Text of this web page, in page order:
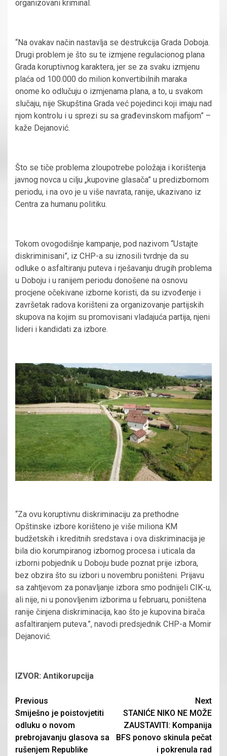
organizovani kriminal.
“Na ovakav način nastavlja se destrukcija Grada Doboja.
Drugi problem je što su te izmjene regulacionog plana
Grada koruptivnog karaktera, jer se za svaku izmjenu
plaća od 100.000 do milion konvertibilnih maraka
onome ko odlučuju o izmjenama plana, a to, u svakom
slučaju, nije Skupština Grada već pojedinci koji imaju nad
njom kontrolu i u sprezi su sa građevinskom mafijom” –
kaže Dejanović.
Što se tiče problema zloupotrebe položaja i korištenja
javnog novca u cilju „kupovine glasača” u predizbornom
periodu, i na ovo je u više navrata, ranije, ukazivano iz
Centra za humanu politiku.
Tokom ovogodišnje kampanje, pod nazivom “Ustajte
diskriminisani”, iz CHP-a su iznosili tvrdnje da su
odluke o asfaltiranju puteva i rješavanju drugih problema
u Doboju i u ranijem periodu donošene na osnovu
procjene očekivane izborne koristi, da su izvođenje i
završetak radova korišteni za organizovanje partijskih
skupova na kojim su promovisani vladajuća partija, njeni
lideri i kandidati za izbore.
“Za ovu koruptivnu diskriminaciju za prethodne
Opštinske izbore korišteno je više miliona KM
budžetskih i kreditnih sredstava i ova diskriminacija je
bila dio korumpiranog izbornog procesa i uticala da
izborni pobjednik u Doboju bude poznat prije izbora,
bez obzira što su izbori u novembru poništeni. Prijavu
sa zahtjevom za ponavljanje izbora smo podnijeli CIK-u,
ali nije, ni u ponovljenim izborima u februaru, poništena
ranije činjena diskriminacija, kao što je kupovina birača
asfaltiranjem puteva.”, navodi predsjednik CHP-a Momir
Dejanović.
IZVOR: Antikorupcija
Continue
Reading
Previous
Smiješno je poistovjetiti
odluku o novom
prebrojavanju glasova sa
rušenjem Republike
Next
STANIĆE NIKO NE MOŽE
ZAUSTAVITI: Kompanija
BFS ponovo skinula pečat
i pokrenula rad